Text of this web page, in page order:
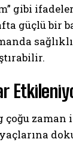
gibi
güçlü bir
çoğu zaman